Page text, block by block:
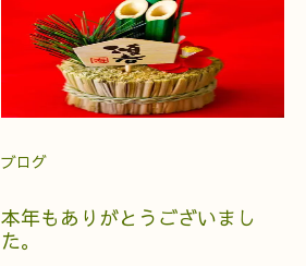
ブログ
本年もありがとうございまし
た。